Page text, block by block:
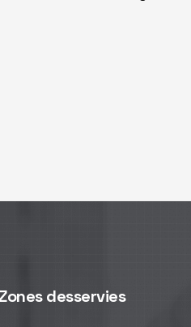
Zones desservies